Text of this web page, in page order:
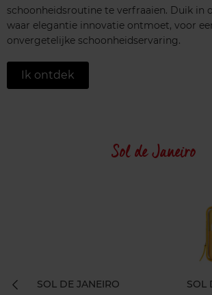
schoonheidsroutine te verfraaien. Duik in
waar elegantie innovatie ontmoet, voor
onvergetelijke schoonheidservaring.
Ik ontdek
Sol de Janeiro
SOL DE JANEIRO SOL